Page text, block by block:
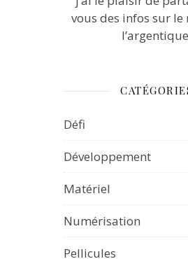
vous des infos sur le
Défi
Développement
Matériel
Numérisation
Pellicules